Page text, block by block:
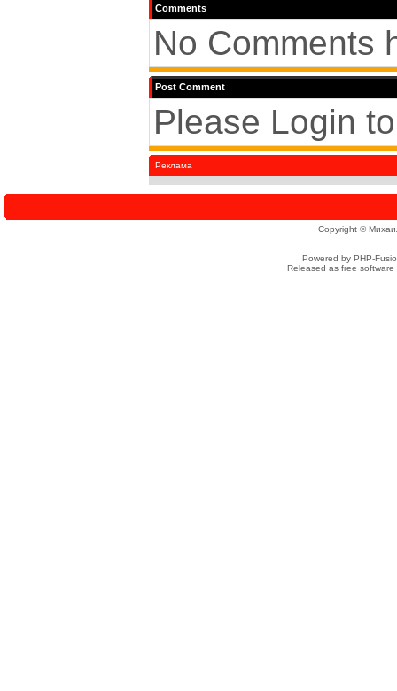
Comments
No Comments
Post Comment
Please Login
Реклама
Copyright ©
Powered by PHP-
Released as free